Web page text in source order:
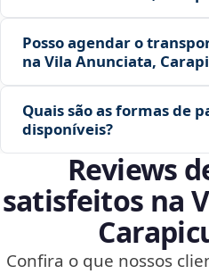
Posso agendar o
na Vila Anunciata,
Quais são as formas de
disponíveis?
Reviews
satisfeitos na
Confira o que nossos